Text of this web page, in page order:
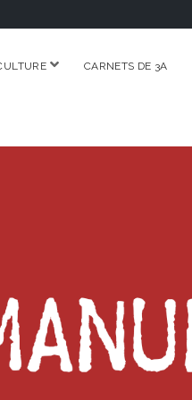
ouvrirCARNETS DE 3A